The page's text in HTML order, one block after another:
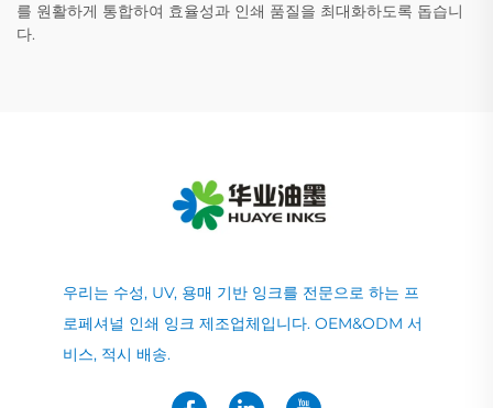
를 원활하게 통합하여 효율성과 인쇄 품질을 최대화하도록 돕습니
다.
우리는 수성, UV, 용매 기반 잉크를 전문으로 하는 프
로페셔널 인쇄 잉크 제조업체입니다. OEM&ODM 서
비스, 적시 배송.